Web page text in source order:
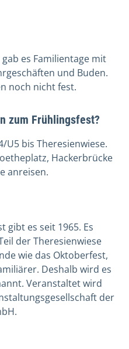
es Familientage mit
und Buden.
noch nicht fest.
zum Frühlingsfest?
bis Theresienwiese.
Hackerbrücke
anreisen.
gibt es seit 1965. Es
der Theresienwiese
wie das Oktoberfest,
Deshalb wird es
Veranstaltet wird
der